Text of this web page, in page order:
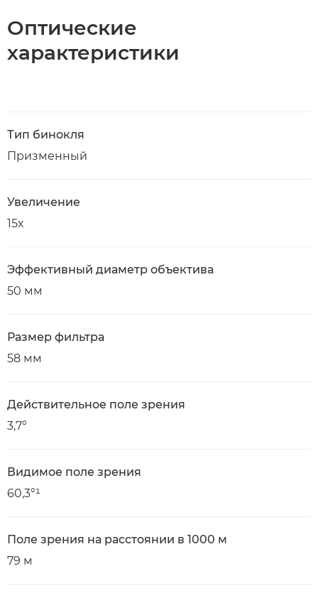
Оптические
характеристики
Тип бинокля
Призменный
Увеличение
15x
Эффективный диаметр объектива
50 мм
Размер фильтра
58 мм
Действительное поле зрения
3,7°
Видимое поле зрения
60,3°¹
Поле зрения на расстоянии в 1000 м
79 м